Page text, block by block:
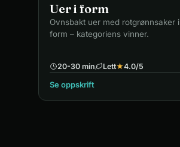
Uer i form
Ovnsbakt uer med rotgrønnsaker i
form – kategoriens vinner.
20-30 min Lett★4.0/5
Se oppskrift